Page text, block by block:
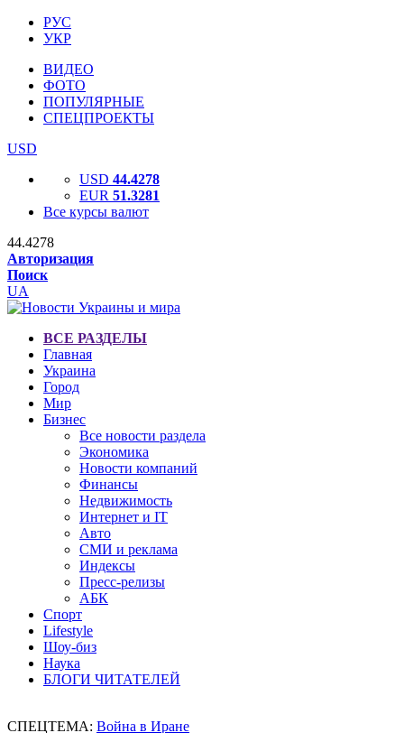
РУС
УКР
ВИДЕО
ФОТО
ПОПУЛЯРНЫЕ
СПЕЦПРОЕКТЫ
USD
USD 44.4278
EUR 51.3281
Все курсы валют
44.4278
Авторизация
Поиск
UA
ВСЕ РАЗДЕЛЫ
Главная
Украина
Город
Мир
Бизнес
Все новости раздела
Экономика
Новости компаний
Финансы
Недвижимость
Интернет и IT
Авто
СМИ и реклама
Индексы
Пресс-релизы
АБК
Спорт
Lifestyle
Шоу-биз
Наука
БЛОГИ ЧИТАТЕЛЕЙ
СПЕЦТЕМА: Война в Иране